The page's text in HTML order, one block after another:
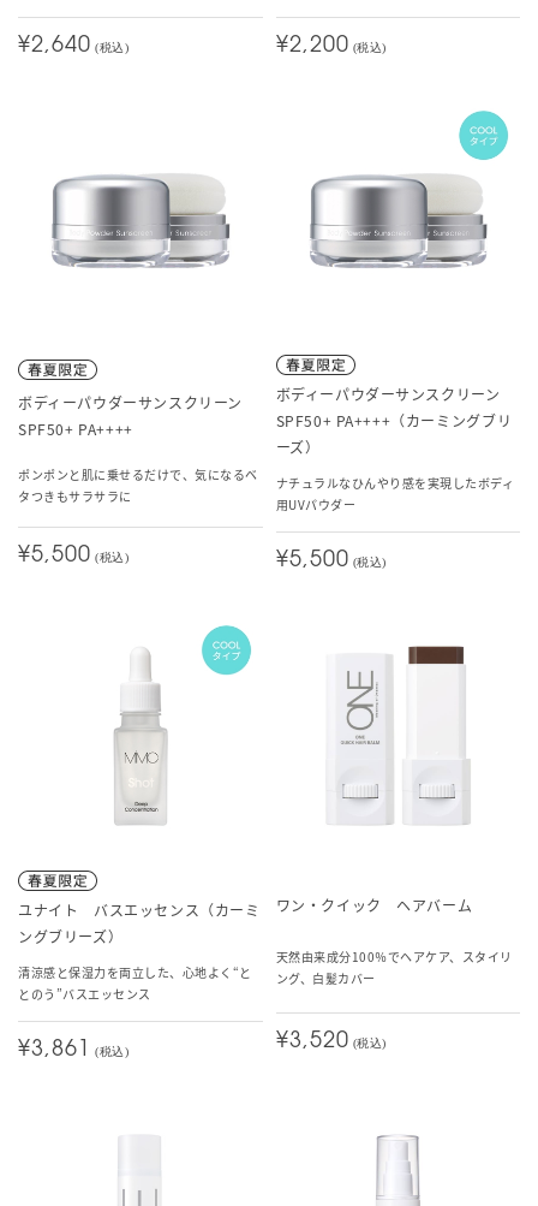
¥2,640 (税込) ¥2,200 (税込)
ボディーパウダーサンスクリーン
SPF50+ PA++++
ポンポンと肌に乗せるだけで、気になるベ
タつきもサラサラに
¥5,500 (税込)
ボディーパウダーサンスクリーン
SPF50+ PA++++（カーミングブリ
ーズ）
ナチュラルなひんやり感を実現したボディ
用UVパウダー
¥5,500 (税込)
ユナイト バスエッセンス（カーミ
ングブリーズ）
清涼感と保湿力を両立した、心地よく“と
とのう”バスエッセンス
¥3,861 (税込)
ワン・クイック ヘアバーム
天然由来成分100％でヘアケア、スタイリ
ング、白髪カバー
¥3,520 (税込)